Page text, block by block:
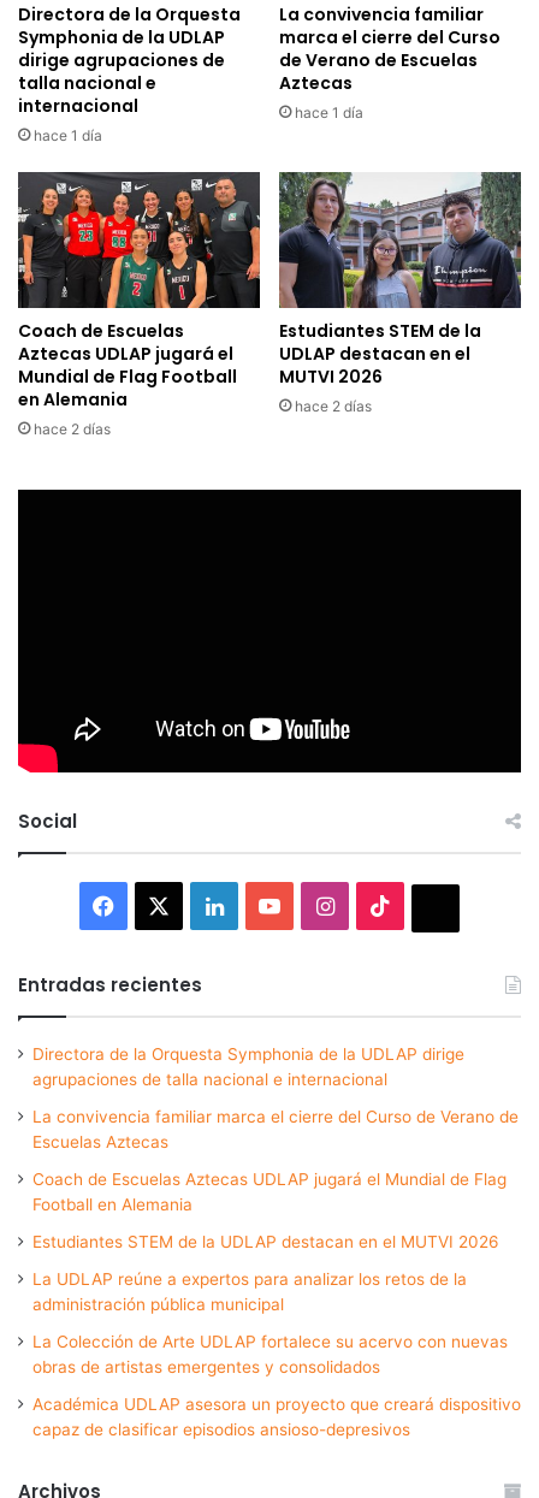
Directora de la Orquesta
Symphonia de la UDLAP
dirige agrupaciones de
talla nacional e
internacional
hace 1 día
La convivencia familiar
marca el cierre del Curso
de Verano de Escuelas
Aztecas
hace 1 día
Coach de Escuelas
Aztecas UDLAP jugará el
Mundial de Flag Football
en Alemania
hace 2 días
Estudiantes STEM de la
UDLAP destacan en el
MUTVI 2026
hace 2 días
Social
Facebook LinkedInYouTubeInstagram
Entradas recientes
Directora de la Orquesta Symphonia de la UDLAP dirige
agrupaciones de talla nacional e internacional
La convivencia familiar marca el cierre del Curso de Verano de
Escuelas Aztecas
Coach de Escuelas Aztecas UDLAP jugará el Mundial de Flag
Football en Alemania
Estudiantes STEM de la UDLAP destacan en el MUTVI 2026
La UDLAP reúne a expertos para analizar los retos de la
administración pública municipal
La Colección de Arte UDLAP fortalece su acervo con nuevas
obras de artistas emergentes y consolidados
Académica UDLAP asesora un proyecto que creará dispositivo
capaz de clasificar episodios ansioso-depresivos
Archivos